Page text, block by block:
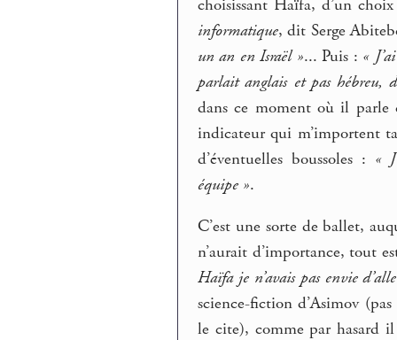
choisissant Haïfa, d’un
informatique, dit Serge
un an en Israël »... Puis : «
parlait anglais et pas hébreu,
dans ce moment où il parle
indicateur qui m’importent
d’éventuelles boussoles : «
équipe ».
C’est une sorte de ballet,
n’aurait d’importance, tout
Haïfa je n’avais pas envie
science-fiction d’Asimov
le cite), comme par hasard